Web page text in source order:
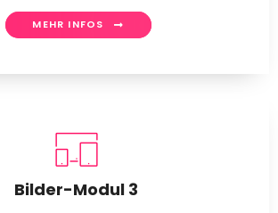
MEHR INFOS
Bilder-Modul 3